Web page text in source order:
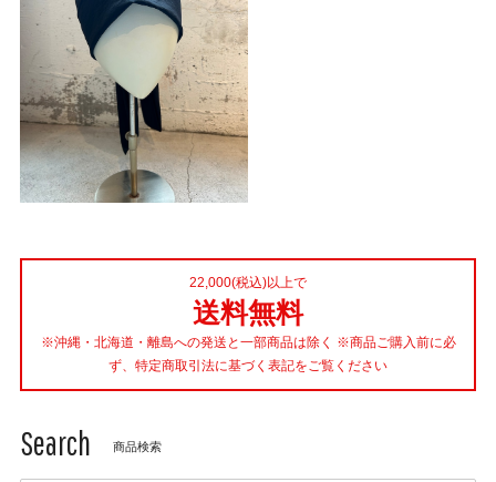
22,000(税込)以上で
送料無料
※沖縄・北海道・離島への発送と一部商品は除く ※商品ご購入前に必
ず、特定商取引法に基づく表記をご覧ください
Search 商品検索